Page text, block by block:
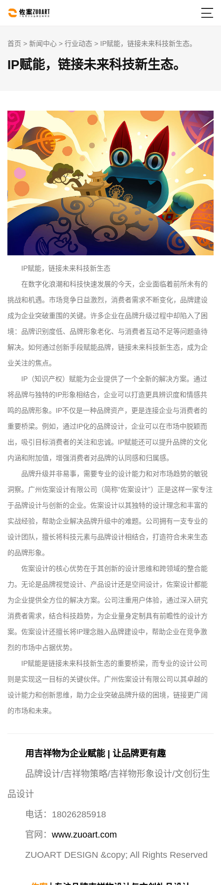

首页 > 新闻中心 > 行业动态 > IP赋能，链接未来科技新生态。
IP赋能，链接未来科技新生态。
IP赋能，链接未来科技新生态
在数字化浪潮和科技快速发展的今天，企业面临着前所未有的
挑战和机遇。市场竞争日益激烈，消费者需求不断变化，品牌建设
成为企业突破重围的关键。许多企业在品牌升级过程中却陷入了困
境：品牌识别度低、品牌形象老化、与消费者互动不足等问题亟待
解决。如何通过创新手段赋能品牌，链接未来科技新生态，成为企
业关注的焦点。
IP（知识产权）赋能为企业提供了一个全新的解决方案。通过
将品牌与独特的IP形象相结合，企业可以打造更具辨识度和情感共
鸣的品牌形象。IP不仅是一种品牌资产，更是连接企业与消费者的
重要桥梁。例如，通过IP化的品牌设计，企业可以在市场中脱颖而
出，吸引目标消费者的关注和忠诚。IP赋能还可以提升品牌的文化
内涵和附加值，增强消费者对品牌的认同感和归属感。
品牌升级并非易事，需要专业的设计能力和对市场趋势的敏锐
洞察。广州佐案设计有限公司（简称“佐案设计”）正是这样一家专注
于品牌设计与创新的企业。佐案设计以其独特的设计理念和丰富的
实战经验，帮助企业解决品牌升级中的难题。公司拥有一支专业的
设计团队，擅长将科技元素与品牌设计相结合，打造符合未来生态
的品牌形象。
佐案设计的核心优势在于其创新的设计思维和跨领域的整合能
力。无论是品牌视觉设计、产品设计还是空间设计，佐案设计都能
为企业提供全方位的解决方案。公司注重用户体验，通过深入研究
消费者需求，结合科技趋势，为企业量身定制具有前瞻性的设计方
案。佐案设计还擅长将IP理念融入品牌建设中，帮助企业在竞争激
烈的市场中占据优势。
IP赋能是链接未来科技新生态的重要桥梁，而专业的设计公司
则是实现这一目标的关键伙伴。广州佐案设计有限公司以其卓越的
设计能力和创新思维，助力企业突破品牌升级的困境，链接更广阔
的市场和未来。
用吉祥物为企业赋能 | 让品牌更有趣
品牌设计/吉祥物策略/吉祥物形象设计/文创衍生
品设计
电话：18026285918
官网： www.zuoart.com
ZUOART DESIGN &copy; All Rights Reserved